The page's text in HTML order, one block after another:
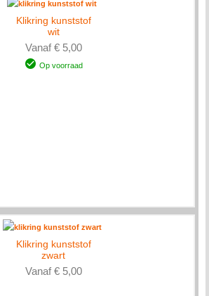
Klikring kunststof
wit
Vanaf € 5,00
Op voorraad
Klikring kunststof
zwart
Vanaf € 5,00